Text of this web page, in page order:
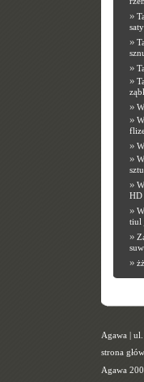
»
»
»
»
»
»
»
»
»
»
tiul
»
»
Agawa |
strona
Agawa